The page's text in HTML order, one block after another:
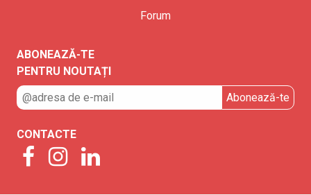
Forum
ABONEAZĂ-TE
PENTRU NOUTAȚI
CONTACTE